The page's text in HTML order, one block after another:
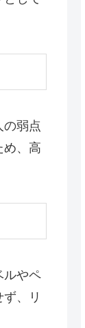
弱点
め、高
ルやペ
、リ